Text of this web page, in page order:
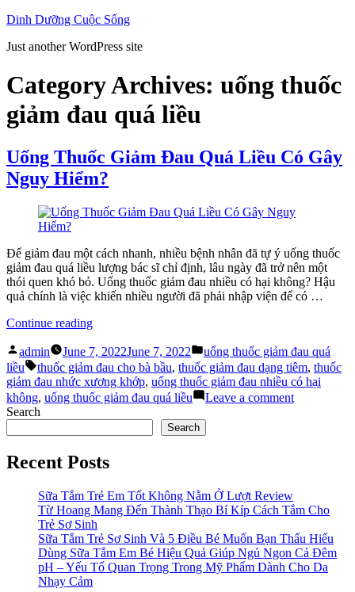
Skip
content
Dinh Dưỡng Cuộc Sống
Just another WordPress site
Category Archives: uống thuốc
giảm đau quá liều
Uống Thuốc Giảm Đau Quá Liều Có Gây
Nguy Hiểm?
Để giảm đau một cách nhanh, nhiều bệnh nhân đã tự ý uống thuốc
giảm đau quá liều lượng bác sĩ chỉ định, lâu ngày đã trở nên một
thói quen khó bỏ. Uống thuốc giảm đau nhiều có hại không? Hậu
quả chính là việc khiến nhiều người đã phải nhập viện để có …
Continue reading“Uống
Giảm
Đau
Quá
Liều
Có
Gây
Nguy
Posted
by
admin June 7, 2022June 7, 2022
Posted
in
uống thuốc giảm đau quá
liều
Tags:
thuốc giảm đau cho bà bầu, thuốc giảm đau dạng tiêm, thuốc
giảm đau nhức xương khớp, uống thuốc giảm đau nhiều có hại
không, uống thuốc giảm đau quá liều Leave a commenton
Gây
Hiểm?
Search
Search
Recent Posts
Sữa Tắm Trẻ Em Tốt Không Nằm Ở Lượt Review
Từ Hoang Mang Đến Thành Thạo Bí Kíp Cách Tắm Cho
Trẻ Sơ Sinh
Sữa Tắm Trẻ Sơ Sinh Và 5 Điều Bé Muốn Bạn Thấu Hiểu
Dùng Sữa Tắm Em Bé Hiệu Quả Giúp Ngủ Ngon Cả Đêm
pH – Yếu Tố Quan Trọng Trong Mỹ Phẩm Dành Cho Da
Nhạy Cảm